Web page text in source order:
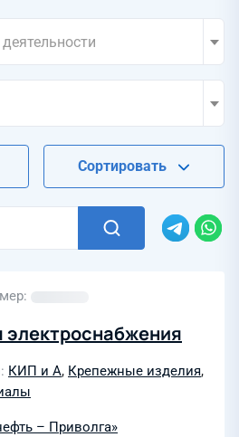
Сортировать
КИП и А, Крепежные изделия,
– Приволга»